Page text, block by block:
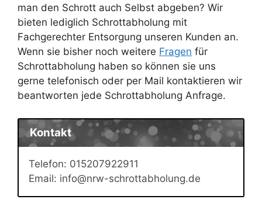
man den Schrott auch Selbst abgeben? Wir
bieten lediglich Schrottabholung mit
Fachgerechter Entsorgung unseren Kunden an.
Wenn sie bisher noch weitere Fragen für
Schrottabholung haben so können sie uns
gerne telefonisch oder per Mail kontaktieren wir
beantworten jede Schrottabholung Anfrage.
Kontakt
Telefon: 015207922911
Email: info@nrw-schrottabholung.de